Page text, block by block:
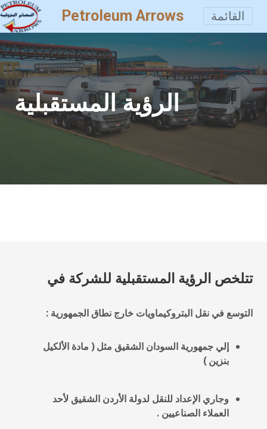
Petroleum Arrows القائمة
الرؤية المستقبلية
تتلخص الرؤية المستقبلية للشركة في
التوسع في نقل البتروكيماويات خارج نطاق الجمهورية :
إلي جمهورية السودان الشقيق مثل ( مادة الألكيل
بنزين )
وجاري الإعداد للنقل لدولة الأردن الشقيق لأحد
العملاء الصناعيين .